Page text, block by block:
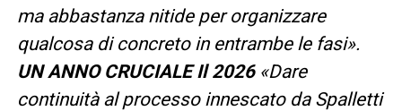
ma abbastanza nitide per organizzare
qualcosa di concreto in entrambe le fasi».
UN ANNO CRUCIALE Il 2026«Dare
continuità al processo innescato da Spalletti